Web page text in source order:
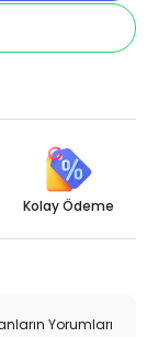
Kolay Ödeme
Yorumları